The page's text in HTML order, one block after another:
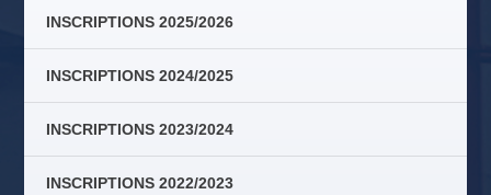
INSCRIPTIONS 2025/2026
INSCRIPTIONS 2024/2025
INSCRIPTIONS 2023/2024
INSCRIPTIONS 2022/2023